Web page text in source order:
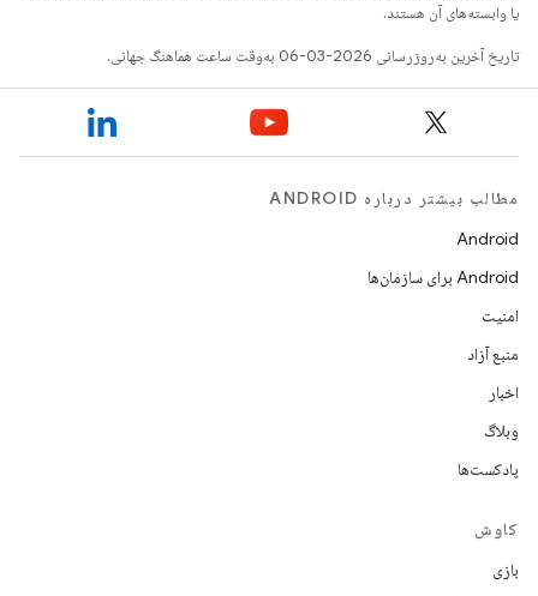
یا وابسته‌های آن هستند.
تاریخ آخرین به‌روزرسانی 2026-03-06 به‌وقت ساعت هماهنگ جهانی.
مطالب بیشتر درباره ANDROID
Android
Android برای سازمان‌ها
امنیت
منبع آزاد
اخبار
وبلاگ
پادکست‌ها
کاوش
بازی